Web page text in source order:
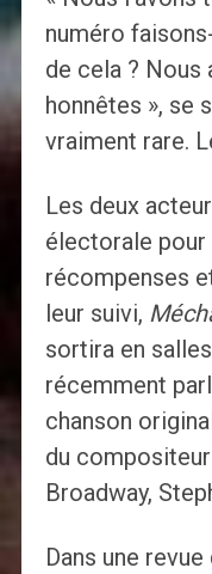
numéro
de cela ? Nous
honnêtes », se
vraiment rare.
Les deux
électorale pour
récompenses
leur suivi,
sortira en
récemment
chanson
du
Broadway,
Dans une